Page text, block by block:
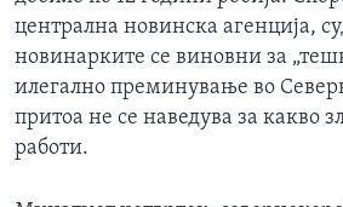
УМЕТНОСТ И ЗАБАВА
ИНТЕРВЈУА
централна новинска агенција,
новинарките се виновни за
илегално преминување во
притоа не се наведува за какво
работи.